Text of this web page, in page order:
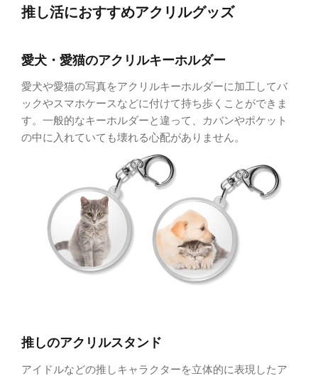
推し活におすすめアクリルグッズ
愛犬・愛猫のアクリルキーホルダー
愛犬や愛猫の写真をアクリルキーホルダーに加工してバ
ックやスマホケースなどに付けて持ち歩くことができま
す。一般的なキーホルダーと違って、カバンやポケット
の中に入れていても壊れる心配がありません。
推しのアクリルスタンド
アイドルなどの推しキャラクターを立体的に表現したア